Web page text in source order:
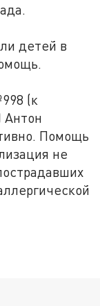
детей в
(к
Антон
Помощь
не